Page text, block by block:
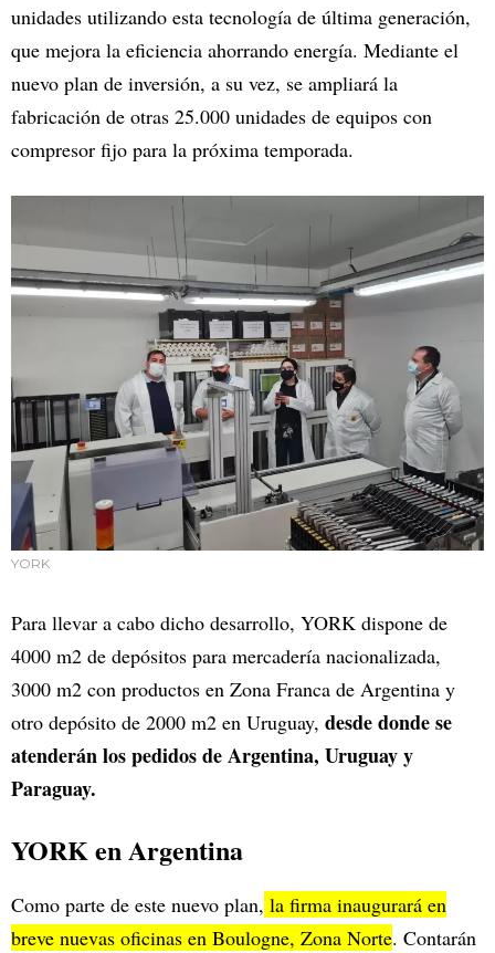
unidades utilizando esta tecnología de última generación,
que mejora la eficiencia ahorrando energía. Mediante el
nuevo plan de inversión, a su vez, se ampliará la
fabricación de otras 25.000 unidades de equipos con
compresor fijo para la próxima temporada.
YORK
Para llevar a cabo dicho desarrollo, YORK dispone de
4000 m2 de depósitos para mercadería nacionalizada,
3000 m2 con productos en Zona Franca de Argentina y
otro depósito de 2000 m2 en Uruguay, desde donde se
atenderán los pedidos de Argentina, Uruguay y
Paraguay.
YORK en Argentina
Como parte de este nuevo plan, la firma inaugurará en
breve nuevas oficinas en Boulogne, Zona Norte. Contarán